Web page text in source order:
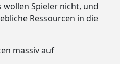
Spieler nicht, und
Ressourcen in die
massiv auf